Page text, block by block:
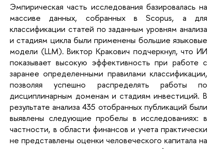
Эмпирическая часть исследования базировалась на
массиве данных, собранных в Scopus, а для
классификации статей по заданным уровням анализа
и стадиям цикла были применены большие языковые
модели (LLM). Виктор Кракович подчеркнул, что ИИ
показывает высокую эффективность при работе с
заранее определенными правилами классификации,
позволяя успешно распределять работы по
дисциплинарным доменам и стадиям инвестиций. В
результате анализа 435 отобранных публикаций были
выявлены следующие пробелы в исследованиях: в
частности, в области финансов и учета практически
не представлены оценки человеческого капитала на